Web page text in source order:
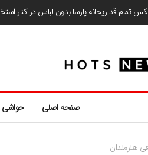
تمام قد ریحانه پارسا بدون لباس در کنار
صفحه اصلی حواشی
هنرمندان